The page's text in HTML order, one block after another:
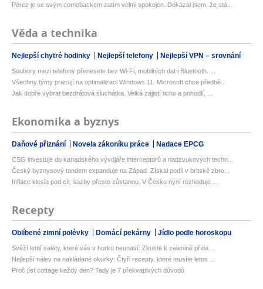
Pérez je se svým comebackem zatím velmi spokojen. Dokázal jsem, že stá...
Věda a technika
Nejlepší chytré hodinky Nejlepší telefony Nejlepší VPN – srovnání
Soubory mezi telefony přenesete bez Wi-Fi, mobilních dat i Bluetooth. ...
Všechny týmy pracují na optimalizaci Windows 11. Microsoft chce předbě...
Jak dobře vybrat bezdrátová sluchátka. Velká zajistí ticho a pohodlí, ...
Ekonomika a byznys
Daňové přiznání Novela zákoníku práce Nadace EPCG
CSG investuje do kanadského vývojáře interceptorů a nadzvukových techn...
Český byznysový tandem expanduje na Západ. Získal podíl v britské zbro...
Inflace klesla pod cíl, sazby přesto zůstanou. V Česku nyní rozhoduje ...
Recepty
Oblíbené zimní polévky Domácí pekárny Jídlo podle horoskopu
Svěží letní saláty, které vás v horku neunaví: Zkuste k zelenině přida...
Nejlepší nálev na nakládané okurky: Čtyři recepty, které musíte letos ...
Proč jíst cottage každý den? Tady je 7 překvapivých důvodů